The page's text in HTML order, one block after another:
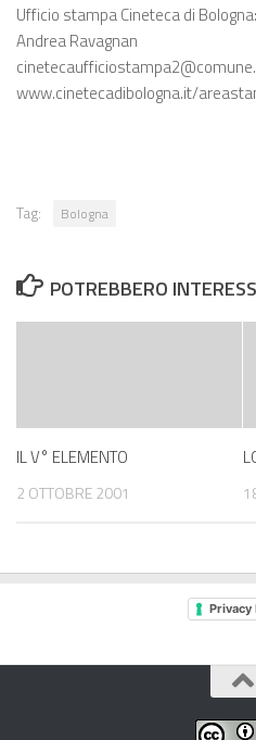
Ufficio stampa Cineteca di Bologna:
Andrea Ravagnan
www.cinetecadibologna.it/
Tag: Bologna
POTREBBERO
IL V° ELEMENTO
2 OTTOBRE 2001
Privacy